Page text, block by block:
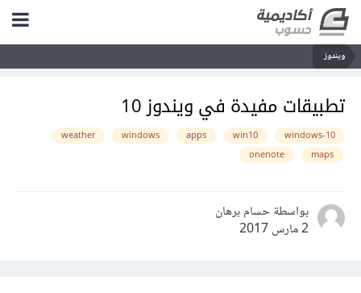
ويندوز
تطبيقات مفيدة في ويندوز 10
windows-10
win10
apps
windows
weather
maps
onenote
بواسطة حسام برهان
2 مارس 2017